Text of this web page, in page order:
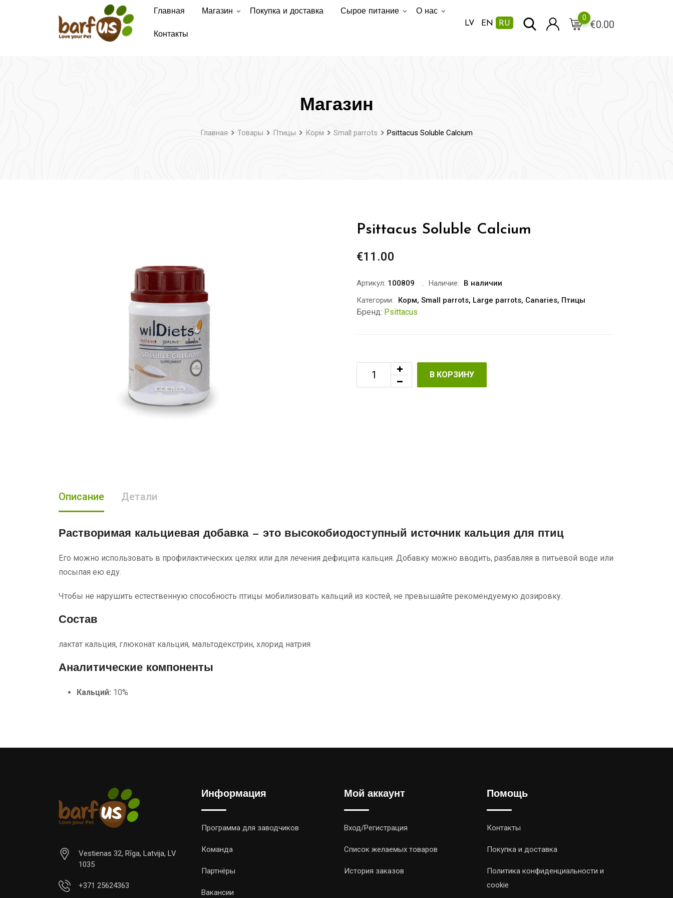
Главная Магазин Покупка и доставка Сырое питание О нас
Контакты
LV EN RU €0.00
0
Магазин
Главная Товары Птицы Корм Small parrots Psittacus Soluble Calcium
Psittacus Soluble Calcium
€11.00
Артикул: 100809 Наличие:
В наличии
Категории:
Корм, Small parrots, Large parrots, Canaries, Птицы
Бренд: Psittacus
В КОРЗИНУ
Описание Детали
Растворимая кальциевая добавка— это высокобиодоступный источник кальция для птиц
Его можно использовать в профилактических целях или для лечения дефицита кальция. Добавку можно вводить, разбавляя в питьевой воде или
посыпая ею еду.
Чтобы не нарушить естественную способность птицы мобилизовать кальций из костей, не превышайте рекомендуемую дозировку.
Состав
лактат кальция, глюконат кальция, мальтодекстрин, хлорид натрия
Аналитические компоненты
Кальций: 10%
Vestienas 32, Rīga, Latvija, LV
1035
+371 25624363
Информация
Программа для заводчиков
Команда
Партнёры
Вакансии
Мой аккаунт
Вход/Регистрация
Список желаемых товаров
История заказов
Помощь
Контакты
Покупка и доставка
Политика конфиденциальности и
cookie